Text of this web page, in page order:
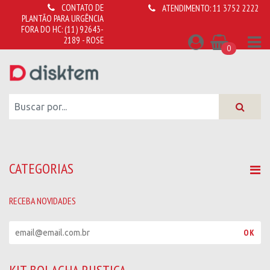
CONTATO DE
PLANTÃO PARA URGÊNCIA
FORA DO HC:(11) 92643-
2189 - ROSE
ATENDIMENTO:11 3752 2222
0
CATEGORIAS
RECEBA NOVIDADES
OK